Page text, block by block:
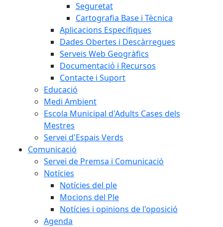
Seguretat
Cartografia Base i Tècnica
Aplicacions Específiques
Dades Obertes i Descàrregues
Serveis Web Geogràfics
Documentació i Recursos
Contacte i Suport
Educació
Medi Ambient
Escola Municipal d'Adults Cases dels
Mestres
Servei d'Espais Verds
Comunicació
Servei de Premsa i Comunicació
Notícies
Notícies del ple
Mocions del Ple
Notícies i opinions de l'oposició
Agenda